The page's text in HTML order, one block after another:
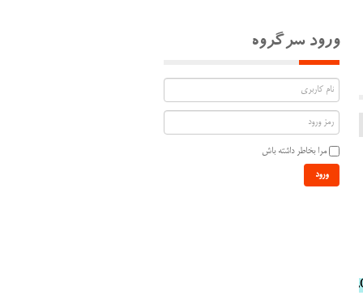
ورود سرگروه
مرا بخاطر داشته باش
ورود